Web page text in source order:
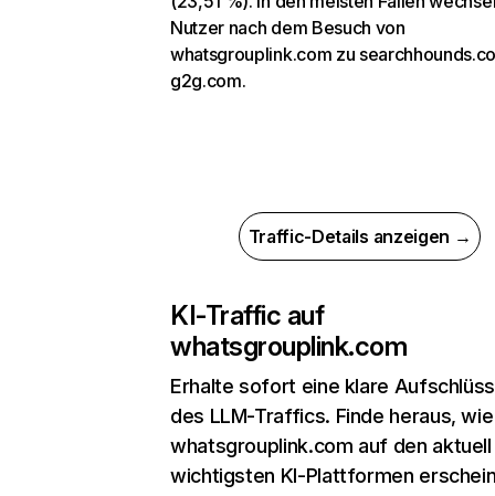
Nutzer nach dem Besuch von
whatsgrouplink.com zu
g2g.com.
Traffic-Details anzeigen →
KI-Traffic auf
whatsgrouplink.com
Erhalte sofort eine klare
des LLM-Traffics. Finde heraus, wie
whatsgrouplink.com auf den aktuell
wichtigsten KI-Plattformen